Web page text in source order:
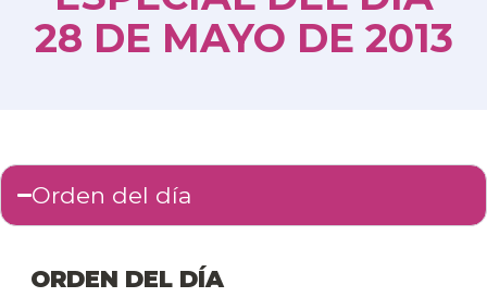
28 DE MAYO DE 2013
Orden del día
ORDEN DEL DÍA